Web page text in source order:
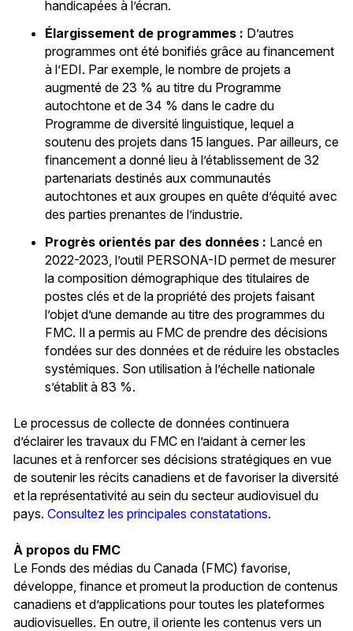
handicapées à l’écran.
Élargissement de programmes : D’autres
programmes ont été bonifiés grâce au financement
à l’EDI. Par exemple, le nombre de projets a
augmenté de 23 % au titre du Programme
autochtone et de 34 % dans le cadre du
Programme de diversité linguistique, lequel a
soutenu des projets dans 15 langues. Par ailleurs, ce
financement a donné lieu à l’établissement de 32
partenariats destinés aux communautés
autochtones et aux groupes en quête d’équité avec
des parties prenantes de l’industrie.
Progrès orientés par des données : Lancé en
2022-2023, l’outil PERSONA-ID permet de mesurer
la composition démographique des titulaires de
postes clés et de la propriété des projets faisant
l’objet d’une demande au titre des programmes du
FMC. Il a permis au FMC de prendre des décisions
fondées sur des données et de réduire les obstacles
systémiques. Son utilisation à l’échelle nationale
s’établit à 83 %.
Le processus de collecte de données continuera
d’éclairer les travaux du FMC en l’aidant à cerner les
lacunes et à renforcer ses décisions stratégiques en vue
de soutenir les récits canadiens et de favoriser la diversité
et la représentativité au sein du secteur audiovisuel du
pays. Consultez les principales constatations.
À propos du FMC
Le Fonds des médias du Canada (FMC) favorise,
développe, finance et promeut la production de contenus
canadiens et d’applications pour toutes les plateformes
audiovisuelles. En outre, il oriente les contenus vers un